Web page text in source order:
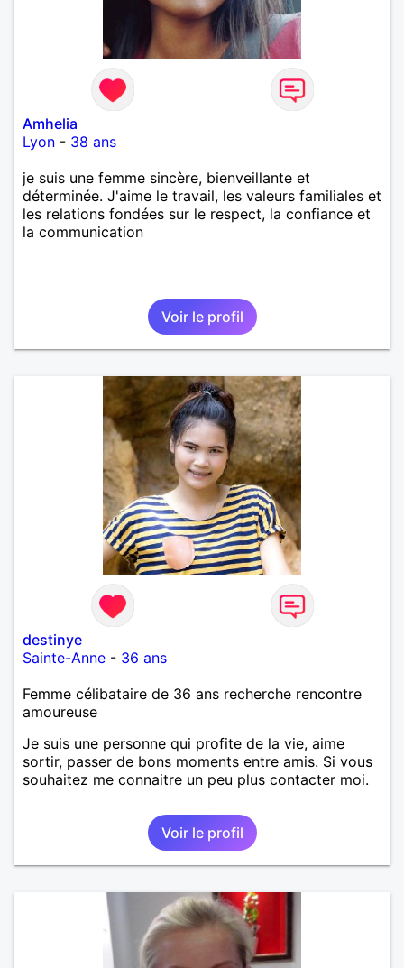
Amhelia
Lyon - 38 ans
je suis une femme sincère, bienveillante et
déterminée. J'aime le travail, les valeurs familiales et
les relations fondées sur le respect, la confiance et
la communication
Voir le profil
destinye
Sainte-Anne - 36 ans
Femme célibataire de 36 ans recherche rencontre
amoureuse
Je suis une personne qui profite de la vie, aime
sortir, passer de bons moments entre amis. Si vous
souhaitez me connaitre un peu plus contacter moi.
Voir le profil